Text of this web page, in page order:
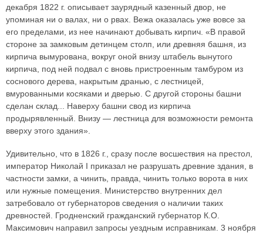
декабря 1822 г. описывает заурядный казенный двор, не
упоминая ни о валах, ни о рвах. Вежа оказалась уже вовсе за
его пределами, из нее начинают добывать кирпич. «В правой
стороне за замковым детинцем столп, или древняя башня, из
кирпича вымурована, вокруг оной внизу штабель вынутого
кирпича, под ней подвал с вновь пристроенным тамбуром из
соснового дерева, накрытым дранью, с лестницей,
вмурованными косяками и дверью. С другой стороны башни
сделан склад... Наверху башни свод из кирпича
продырявленный. Внизу — лестница для возможности ремонта
вверху этого здания».
Удивительно, что в 1826 г., сразу после восшествия на престол,
император Николай I приказал не разрушать древние здания, в
частности замки, а чинить, правда, чинить только ворота в них
или нужные помещения. Министерство внутренних дел
затребовало от губернаторов сведения о наличии таких
древностей. Гродненский гражданский губернатор К.О.
Максимович направил запросы уездным исправникам. 3 ноября